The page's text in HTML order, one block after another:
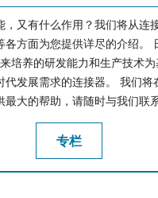
又有什么作用？我们将从连
各方面为您提供详尽的介绍。
培养的研发能力和生产技术
代发展需求的连接器。 我们将
大的帮助，请随时与我们联系
专栏